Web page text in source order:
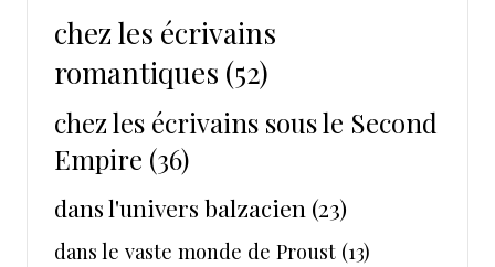
chez les écrivains
romantiques (52)
chez les écrivains sous le Second
Empire (36)
dans l'univers balzacien (23)
dans le vaste monde de Proust (13)